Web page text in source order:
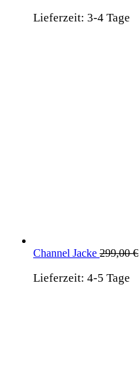
war:
ist:
Lieferzeit: 3-4 Tage
Channel Jacke 299,00€
Lieferzeit: 4-5 Tage